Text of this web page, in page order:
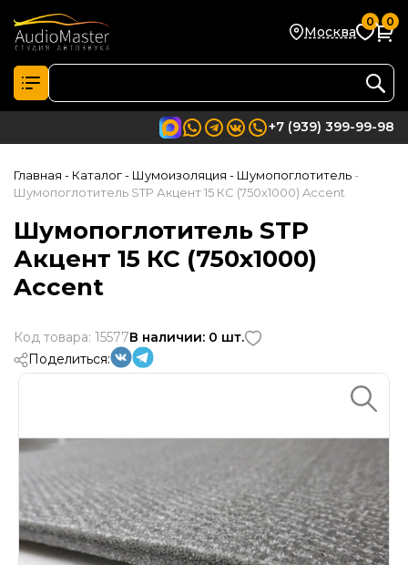
Москва
0 0
+7 (939) 399-99-98
Главная - Каталог- Шумоизоляция - Шумопоглотитель -
Шумопоглотитель STP Акцент 15 КС (750х1000) Accent
Шумопоглотитель STP
Акцент 15 КС (750х1000)
Accent
Код товара: 15577В наличии: 0 шт.
Поделиться: